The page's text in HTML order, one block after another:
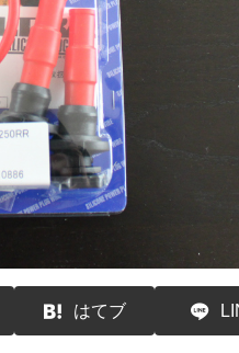
はてブ